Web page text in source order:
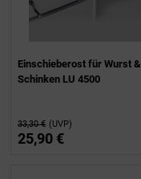
Einschieberost für Wurst &
Schinken LU 4500
33,30 € (UVP)
25,90 €